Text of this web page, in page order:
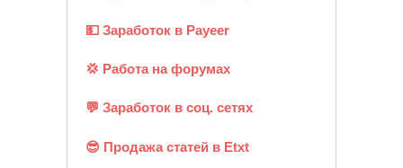
💵 Заработок в Payeer
💢 Работа на форумах
💬 Заработок в соц. сетях
😎 Продажа статей в Etxt